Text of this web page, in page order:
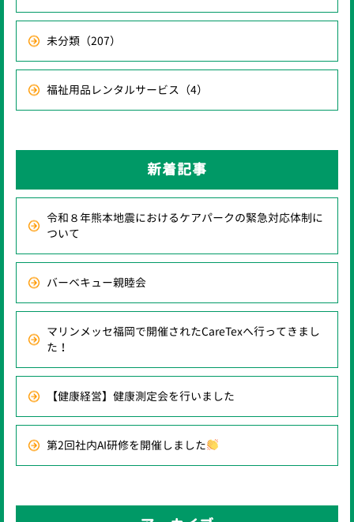
未分類 （207）
福祉用品レンタルサービス （4）
新着記事
令和８年熊本地震におけるケアパークの緊急対応体制に
ついて
バーベキュー親睦会
マリンメッセ福岡で開催されたCareTexへ行ってきまし
た！
【健康経営】健康測定会を行いました
第2回社内AI研修を開催しました